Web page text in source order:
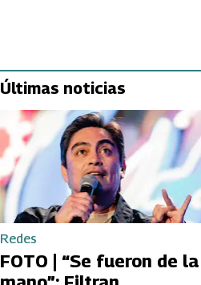
Últimas noticias
Redes
FOTO | “Se fueron de la